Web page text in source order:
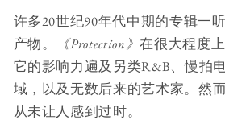
许多20世纪90年代中期的专辑一
产物。
《Protection》在很大程度
它的影响力遍及另类R&B、慢拍
域，以及无数后来的艺术家。然
从未让人感到过时。